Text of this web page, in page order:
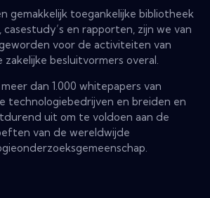
gemakkelijk toegankelijke bibliotheek
en rapporten, zijn we van
voor de activiteiten van
zakelijke besluitvormers overal.
dan 1.000 whitepapers van
technologiebedrijven en breiden en
uit om te voldoen aan de
van de wereldwijde